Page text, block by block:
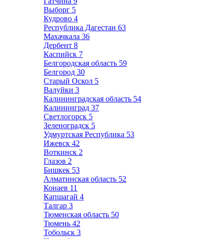
Выборг 5
Кудрово 4
Республика Дагестан 63
Махачкала 36
Дербент 8
Каспийск 7
Белгородская область 59
Белгород 30
Старый Оскол 5
Валуйки 3
Калининградская область 54
Калининград 37
Светлогорск 5
Зеленоградск 5
Удмуртская Республика 53
Ижевск 42
Воткинск 2
Глазов 2
Бишкек 53
Алматинская область 52
Конаев 11
Капшагай 4
Талгар 3
Тюменская область 50
Тюмень 42
Тобольск 3